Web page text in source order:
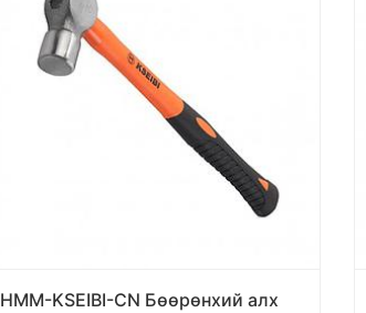
HMM-KSEIBI-CN Бөөрөнхий алх